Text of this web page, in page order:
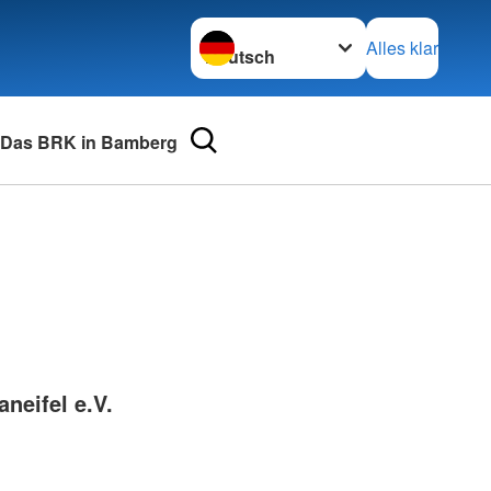
Sprache wechseln zu
Alles klar
Das BRK in Bamberg
und Lob
e.V.